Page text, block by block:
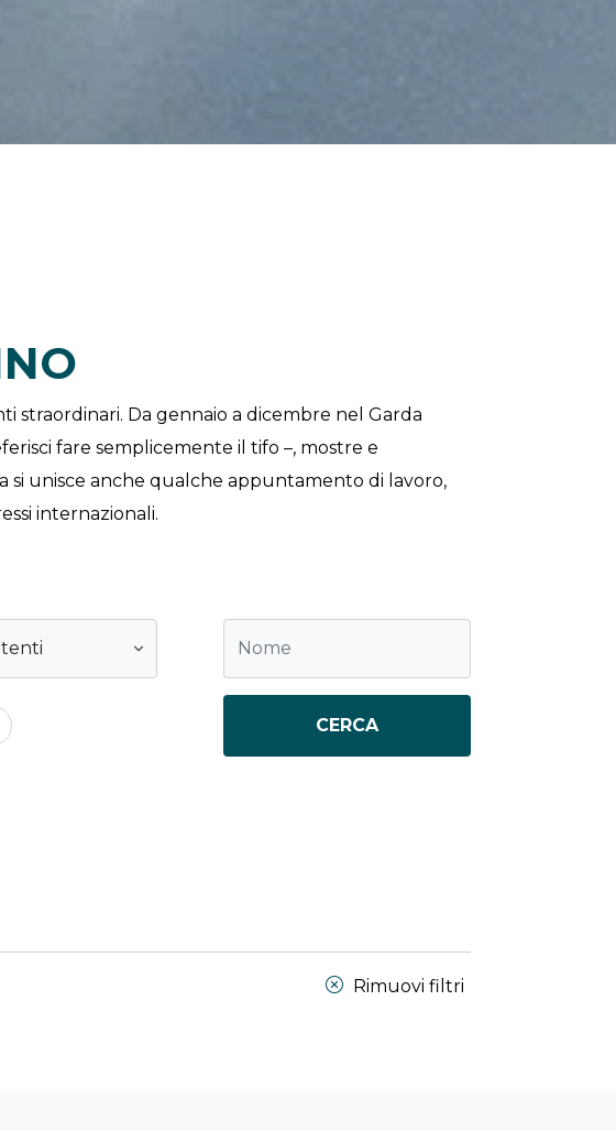
straordinari. Da gennaio a dicembre nel Garda
fare semplicemente il tifo –, mostre e
si unisce anche qualche appuntamento di lavoro,
internazionali.
CERCA
Rimuovi filtri